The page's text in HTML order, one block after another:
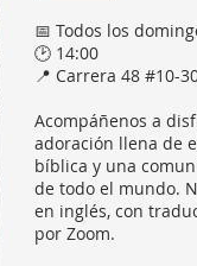
📅 Todos los
🕑 14:00
📍 Carrera 48 #10-
Acompáñenos a
adoración llena de
bíblica y una
de todo el mundo.
en inglés, con
por Zoom.